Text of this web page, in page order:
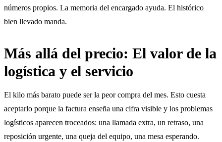
números propios. La memoria del encargado ayuda. El histórico
bien llevado manda.
Más allá del precio: El valor de la
logística y el servicio
El kilo más barato puede ser la peor compra del mes. Esto cuesta
aceptarlo porque la factura enseña una cifra visible y los problemas
logísticos aparecen troceados: una llamada extra, un retraso, una
reposición urgente, una queja del equipo, una mesa esperando.